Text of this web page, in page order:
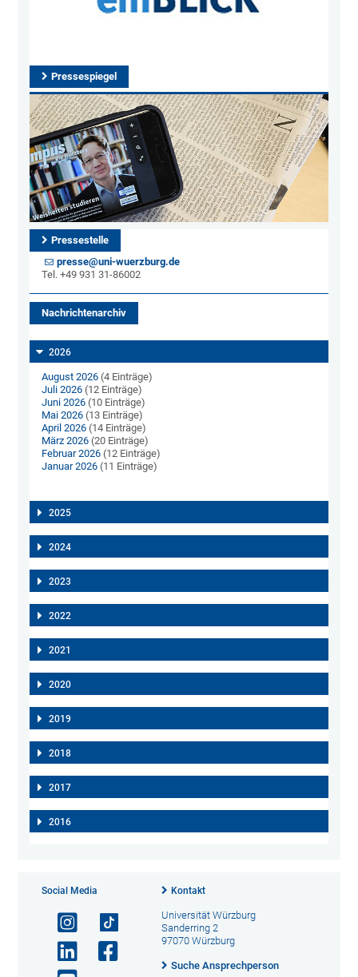
Pressespiegel
Pressestelle
presse@uni-wuerzburg.de
Tel. +49 931 31-86002
Nachrichtenarchiv
2026
August 2026 (4 Einträge)
Juli 2026 (12 Einträge)
Juni 2026 (10 Einträge)
Mai 2026 (13 Einträge)
April 2026 (14 Einträge)
März 2026 (20 Einträge)
Februar 2026 (12 Einträge)
Januar 2026 (11 Einträge)
2025
2024
2023
2022
2021
2020
2019
2018
2017
2016
Social Media Kontakt
Universität Würzburg
Sanderring 2
97070 Würzburg
Suche Ansprechperson